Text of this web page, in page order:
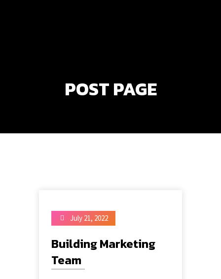
POST PAGE
July 21, 2022
Building Marketing
Team